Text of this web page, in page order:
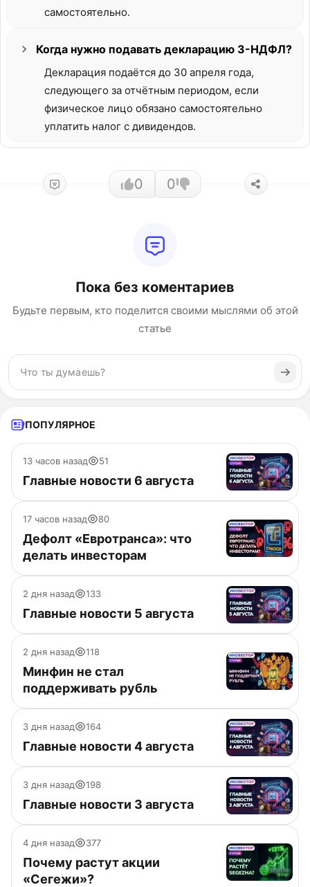
самостоятельно.
Когда нужно подавать декларацию 3-НДФЛ?
Декларация подаётся до 30 апреля года,
следующего за отчётным периодом, если
физическое лицо обязано самостоятельно
уплатить налог с дивидендов.
0 0
Пока без коментариев
Будьте первым, кто поделится своими мыслями об этой
статье
ПОПУЛЯРНОЕ
13 часов назад 51
Главные новости 6 августа
17 часов назад 80
Дефолт «Евротранса»: что
делать инвесторам
2 дня назад 133
Главные новости 5 августа
2 дня назад 118
Минфин не стал
поддерживать рубль
3 дня назад 164
Главные новости 4 августа
3 дня назад 198
Главные новости 3 августа
4 дня назад 377
Почему растут акции
«Сегежи»?